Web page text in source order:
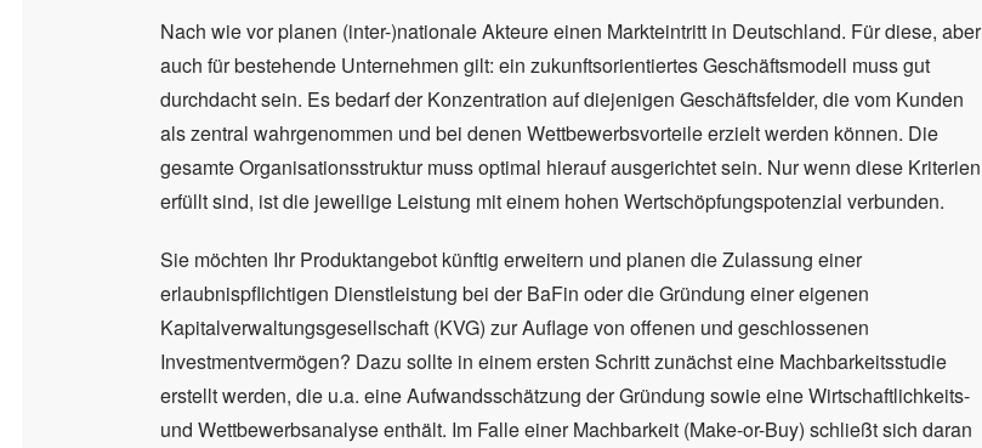
Nach wie vor planen (inter-)nationale Akteure einen Markteintritt in Deutschland. Für diese, aber
auch für bestehende Unternehmen gilt: ein zukunftsorientiertes Geschäftsmodell muss gut
durchdacht sein. Es bedarf der Konzentration auf diejenigen Geschäftsfelder, die vom Kunden
als zentral wahrgenommen und bei denen Wettbewerbsvorteile erzielt werden können. Die
gesamte Organisationsstruktur muss optimal hierauf ausgerichtet sein. Nur wenn diese Kriterien
erfüllt sind, ist die jeweilige Leistung mit einem hohen Wertschöpfungspotenzial verbunden.
Sie möchten Ihr Produktangebot künftig erweitern und planen die Zulassung einer
erlaubnispflichtigen Dienstleistung bei der BaFin oder die Gründung einer eigenen
Kapitalverwaltungsgesellschaft (KVG) zur Auflage von offenen und geschlossenen
Investmentvermögen? Dazu sollte in einem ersten Schritt zunächst eine Machbarkeitsstudie
erstellt werden, die u.a. eine Aufwandsschätzung der Gründung sowie eine Wirtschaftlichkeits-
und Wettbewerbsanalyse enthält. Im Falle einer Machbarkeit (Make-or-Buy) schließt sich daran